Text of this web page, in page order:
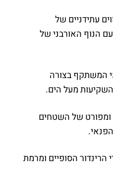
עתידניים של
הנוף האורבני של
המשתקף בצורה
מעל הים.
ומפורט של השטחים
הסופיים ומרמת